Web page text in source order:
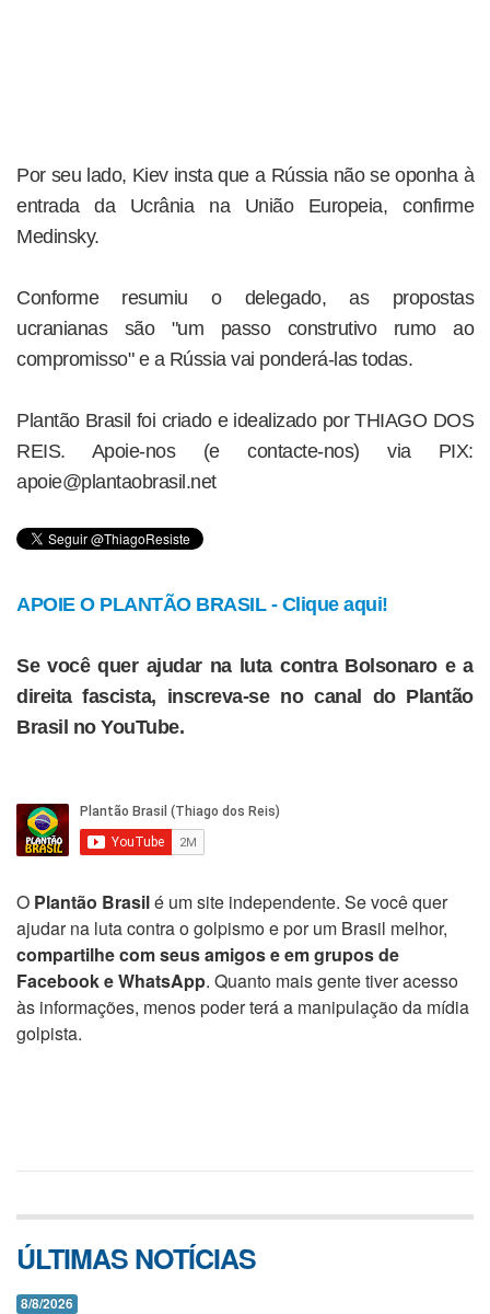
Por seu lado, Kiev insta que a Rússia não se oponha à
entrada da Ucrânia na União Europeia, confirme
Medinsky.
Conforme resumiu o delegado, as propostas
ucranianas são "um passo construtivo rumo ao
compromisso" e a Rússia vai ponderá-las todas.
Plantão Brasil foi criado e idealizado por THIAGO DOS
REIS. Apoie-nos (e contacte-nos) via PIX:
apoie@plantaobrasil.net
APOIE O PLANTÃO BRASIL - Clique aqui!
Se você quer ajudar na luta contra Bolsonaro e a
direita fascista, inscreva-se no canal do Plantão
Brasil no YouTube.
O Plantão Brasilé um site independente. Se você quer
ajudar na luta contra o golpismo e por um Brasil melhor,
compartilhe com seus amigos e em grupos de
Facebook e WhatsApp. Quanto mais gente tiver acesso
às informações, menos poder terá a manipulação da mídia
golpista.
ÚLTIMAS NOTÍCIAS
8/8/2026